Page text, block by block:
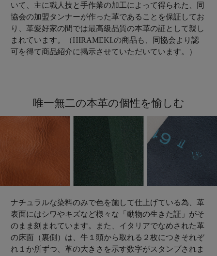
いて、主に職人技と手作業の加工によって得られた、同
協会の加盟タンナーが作った革であることを保証してお
り、革愛好家の間では最高級品質の本革の証として親し
まれています。（HIRAMEKI.の商品も、同協会より認
可を得て商品紹介に掲示させていただいています。）
唯一無二の本革の個性を愉しむ
ナチュラルな染料のみで色を施して仕上げている為、革
表面にはシワやキズなど様々な「動物の生きた証」がそ
のまま刻まれています。また、イタリアでなめされた革
の床面（裏側）は、牛１頭から取れる２枚につきそれぞ
れ１か所ずつ、革の大きさを示す数字がスタンプされま